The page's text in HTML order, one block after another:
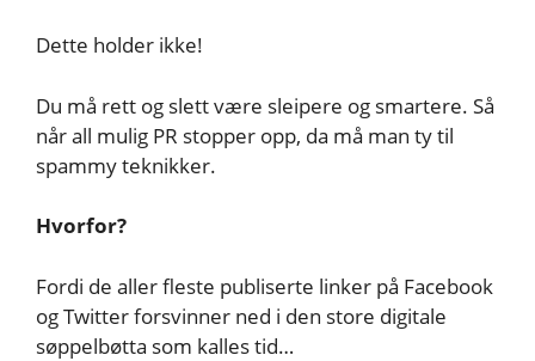
Dette holder ikke!
Du må rett og slett være sleipere og smartere. Så
når all mulig PR stopper opp, da må man ty til
spammy teknikker.
Hvorfor?
Fordi de aller fleste publiserte linker på Facebook
og Twitter forsvinner ned i den store digitale
søppelbøtta som kalles tid…